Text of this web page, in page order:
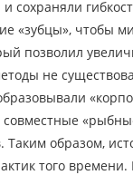
сохраняли
«зубцы»,
позволил
не
совместные
Таким образом,
того времени.